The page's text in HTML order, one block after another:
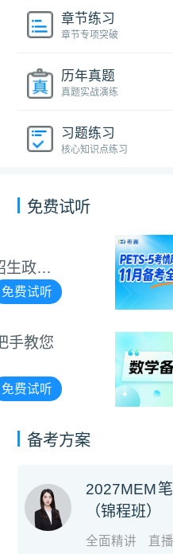
章节练习
章节专项突破
历年真题
真题实战演练
习题练习
核心知识点练习
免费试听
备
备考方案
2027MEM
（锦程班）
全面精讲 直